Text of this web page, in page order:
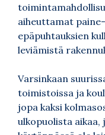
aiheuttamat
epäpuhtauksien
leviämistä
Varsinkaan
toimistoissa ja
jopa kaksi
ulkopuolista